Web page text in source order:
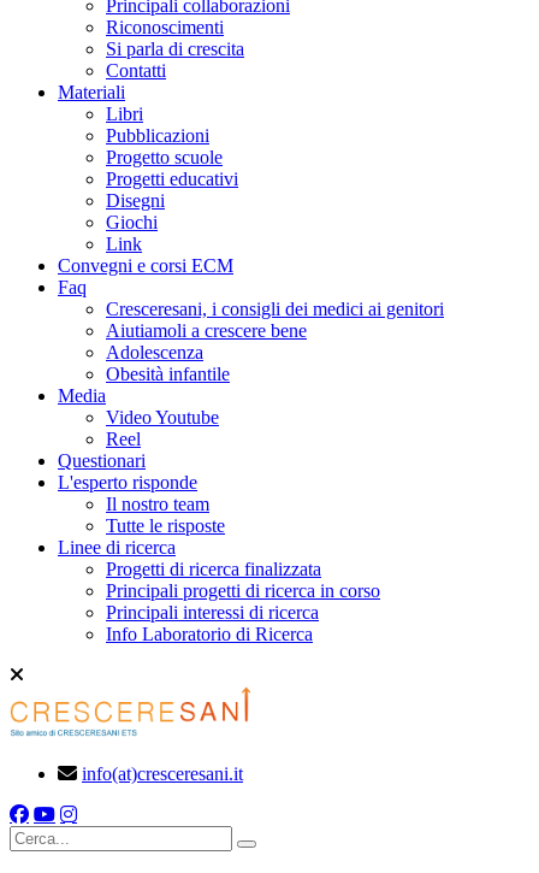
Principali collaborazioni
Riconoscimenti
Si parla di crescita
Contatti
Materiali
Libri
Pubblicazioni
Progetto scuole
Progetti educativi
Disegni
Giochi
Link
Convegni e corsi ECM
Faq
Cresceresani, i consigli dei medici ai genitori
Aiutiamoli a crescere bene
Adolescenza
Obesità infantile
Media
Video Youtube
Reel
Questionari
L'esperto risponde
Il nostro team
Tutte le risposte
Linee di ricerca
Progetti di ricerca finalizzata
Principali progetti di ricerca in corso
Principali interessi di ricerca
Info Laboratorio di Ricerca
info(at)cresceresani.it
Cerca